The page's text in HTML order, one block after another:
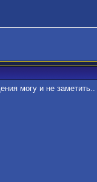
могу и не